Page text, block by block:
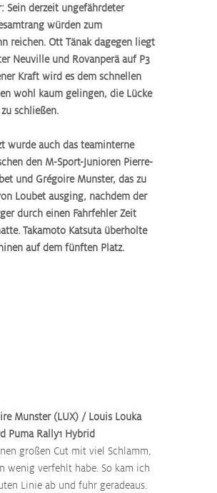
Sein derzeit ungefährdeter
würden zum
reichen. Ott Tänak dagegen liegt
Neuville und Rovanperä auf P3
Kraft wird es dem schnellen
wohl kaum gelingen, die Lücke
schließen.
wurde auch das teaminterne
den M-Sport-Junioren Pierre-
und Grégoire Munster, das zu
Loubet ausging, nachdem der
durch einen Fahrfehler Zeit
Takamoto Katsuta überholte
auf dem fünften Platz.
Munster (LUX) / Louis Louka
Puma Rally1 Hybrid
großen Cut mit viel Schlamm,
wenig verfehlt habe. So kam ich
Linie ab und fuhr geradeaus.